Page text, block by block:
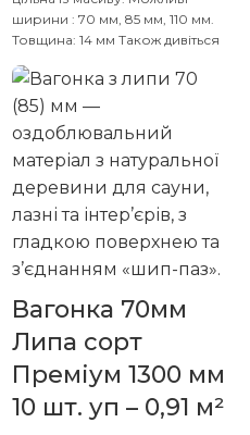
ширини : 70 мм, 85 мм, 110 мм.
Товщина: 14 мм Також дивіться
1200, 1300, 1400, 1500, 1600,
1700, 1900 мм.
передплата та за умовами
перевізника. (НП, SAT, Delivery,
Meest Express)
Вагонка 70мм
Липа сорт
Преміум 1300 мм
10 шт. уп – 0,91 м²